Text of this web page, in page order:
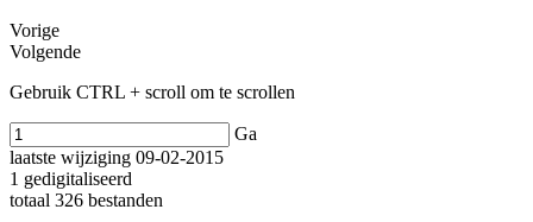
Vorige
Volgende
Gebruik CTRL + scroll om te scrollen
Ga
laatste wijziging 09-02-2015
1 gedigitaliseerd
totaal 326 bestanden